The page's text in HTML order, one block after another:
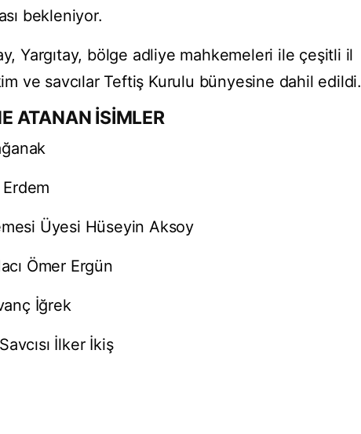
bekleniyor.
Yargıtay, bölge adliye mahkemeleri ile çeşitli il
ve savcılar Teftiş Kurulu bünyesine dahil edildi.
ATANAN İSİMLER
Üyesi Hüseyin Aksoy
Ömer Ergün
İğrek
İlker İkiş